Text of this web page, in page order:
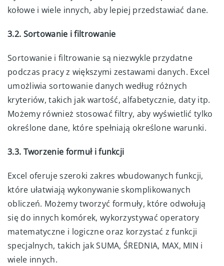
kołowe i wiele innych, aby lepiej przedstawiać dane.
3.2. Sortowanie i filtrowanie
Sortowanie i filtrowanie są niezwykle przydatne
podczas pracy z większymi zestawami danych. Excel
umożliwia sortowanie danych według różnych
kryteriów, takich jak wartość, alfabetycznie, daty itp.
Możemy również stosować filtry, aby wyświetlić tylko
określone dane, które spełniają określone warunki.
3.3. Tworzenie formuł i funkcji
Excel oferuje szeroki zakres wbudowanych funkcji,
które ułatwiają wykonywanie skomplikowanych
obliczeń. Możemy tworzyć formuły, które odwołują
się do innych komórek, wykorzystywać operatory
matematyczne i logiczne oraz korzystać z funkcji
specjalnych, takich jak SUMA, ŚREDNIA, MAX, MIN i
wiele innych.